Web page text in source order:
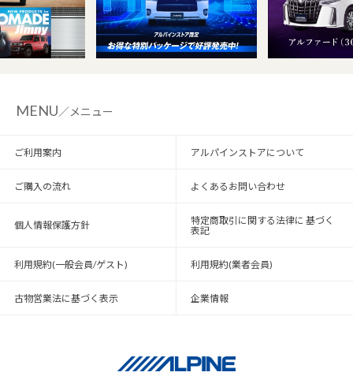
MENU／メニュー
ご利用案内 アルパインストアについて
ご購入の流れ よくあるお問い合わせ
個人情報保護方針
特定商取引に関する法律に 基づく
表記
利用規約(一般会員/ゲスト) 利用規約(業者会員)
古物営業法に基づく表示 企業情報